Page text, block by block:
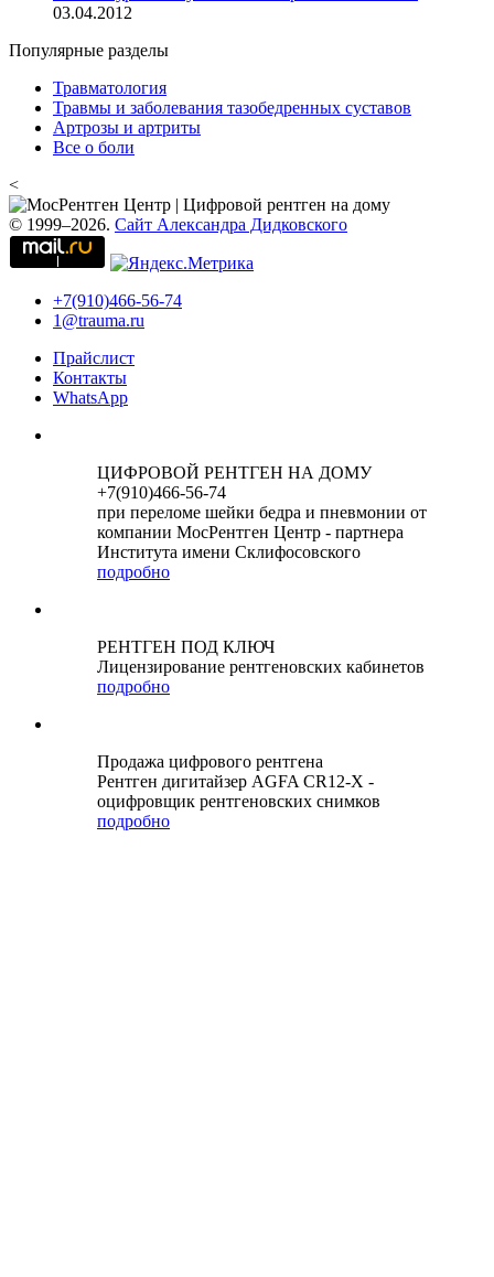
03.04.2012
Популярные разделы
Травматология
Травмы и заболевания тазобедренных суставов
Артрозы и артриты
Все о боли
<
© 1999–2026. Сайт Александра Дидковского
+7(910)466-56-74
1@trauma.ru
Прайслист
Контакты
WhatsApp
ЦИФРОВОЙ РЕНТГЕН НА ДОМУ
+7(910)466-56-74
при переломе шейки бедра и пневмонии от
компании МосРентген Центр - партнера
Института имени Склифосовского
подробно
РЕНТГЕН ПОД КЛЮЧ
Лицензирование рентгеновских кабинетов
подробно
Продажа цифрового рентгена
Рентген дигитайзер AGFA CR12-X -
оцифровщик рентгеновских снимков
подробно